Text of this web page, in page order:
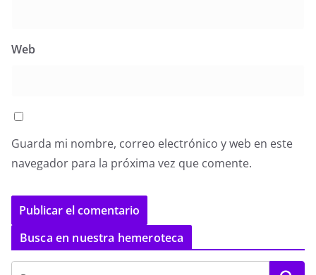
Web
Guarda mi nombre, correo electrónico y web en este
navegador para la próxima vez que comente.
Busca en nuestra hemeroteca